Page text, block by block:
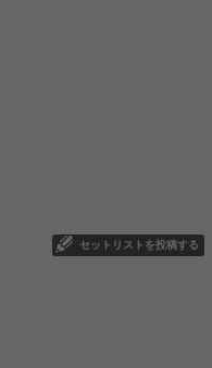
セットリストを投稿する